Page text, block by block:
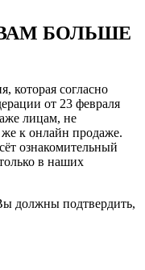
БОЛЬШЕ
которая согласно
от 23 февраля
лицам, не
же к онлайн продаже.
ознакомительный
в наших
должны подтвердить,